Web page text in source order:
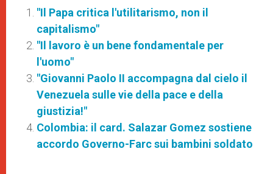
"Il Papa critica l'utilitarismo, non il
capitalismo"
"Il lavoro è un bene fondamentale per
l'uomo"
"Giovanni Paolo II accompagna dal cielo il
Venezuela sulle vie della pace e della
giustizia!"
Colombia: il card. Salazar Gomez sostiene
accordo Governo-Farc sui bambini soldato